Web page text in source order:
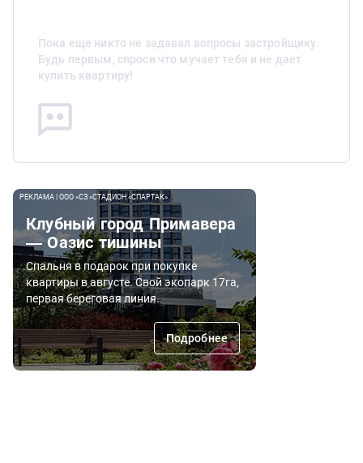
Пока еще никто не задавал вопросы застройщику.
Будь первым, спроси что мучает тебя и не дает
купить квартиру!
РЕКЛАМА | ООО «СЗ «СТАДИОН «СПАРТАК»
Клубный город Примавера
— Оазис тишины
Спальня в подарок при покупке
квартиры в августе. Свой экопарк 17га,
первая береговая линия.
Подробнее